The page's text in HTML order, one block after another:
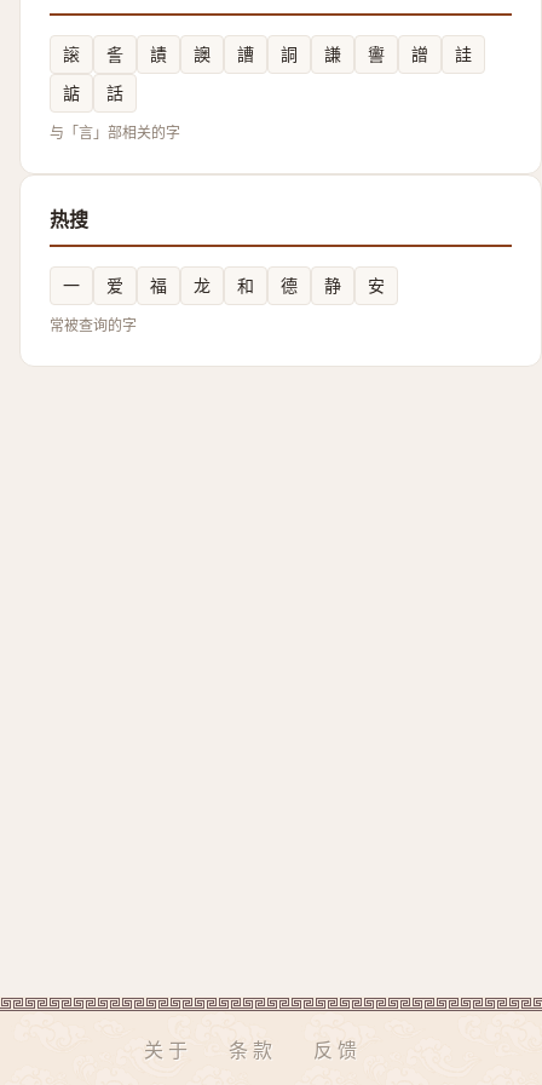
䜇 䚻 謮 䜒 䜊 詷 謙 讏 譄
詿
䛸
話
与「言」部相关的字
热搜
一 爱 福 龙 和 德 静 安
常被查询的字
关于 条款 反馈